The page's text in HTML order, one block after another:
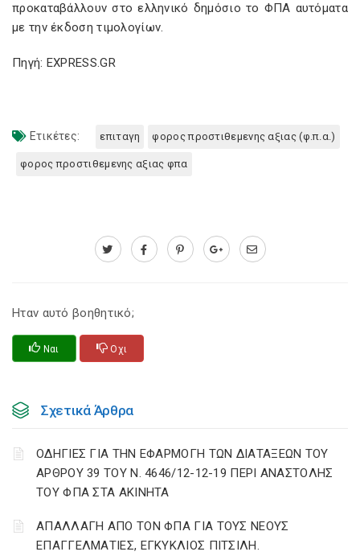
προκαταβάλλουν στο ελληνικό δημόσιο το ΦΠΑ αυτόματα
με την έκδοση τιμολογίων.
Πηγή: EXPRESS.GR
Ετικέτες: επιταγη φορος προστιθεμενης αξιας (φ.π.α.)
φορος προστιθεμενης αξιας φπα
Ηταν αυτό βοηθητικό;
Ναι Οχι
Σχετικά Άρθρα
ΟΔΗΓΙΕΣ ΓΙΑ ΤΗΝ ΕΦΑΡΜΟΓΗ ΤΩΝ ΔΙΑΤΑΞΕΩΝ ΤΟΥ
ΑΡΘΡΟΥ 39 ΤΟΥ Ν. 4646/12-12-19 ΠΕΡΙ ΑΝΑΣΤΟΛΗΣ
ΤΟΥ ΦΠΑ ΣΤΑ ΑΚΙΝΗΤΑ
ΑΠΑΛΛΑΓΗ ΑΠΟ ΤΟΝ ΦΠΑ ΓΙΑ ΤΟΥΣ ΝΕΟΥΣ
ΕΠΑΓΓΕΛΜΑΤΙΕΣ, ΕΓΚΥΚΛΙΟΣ ΠΙΤΣΙΛΗ.